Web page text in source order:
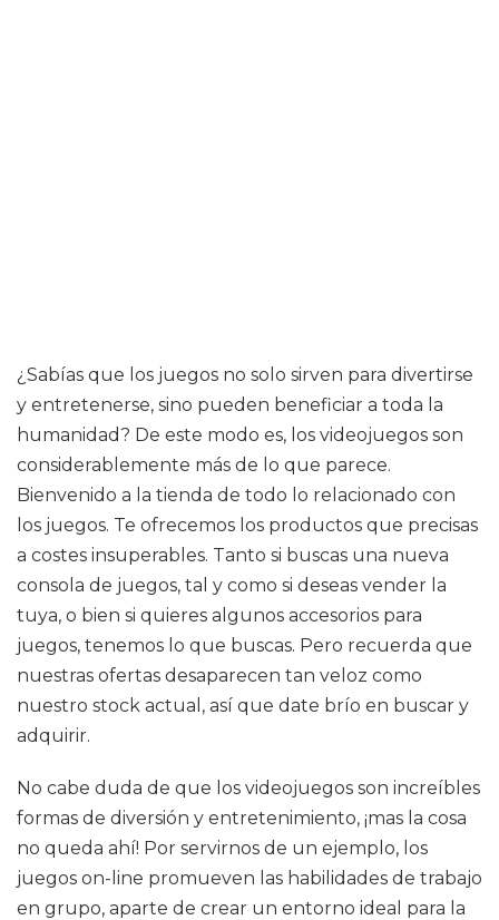
¿Sabías que los juegos no solo sirven para divertirse
y entretenerse, sino pueden beneficiar a toda la
humanidad? De este modo es, los videojuegos son
considerablemente más de lo que parece.
Bienvenido a la tienda de todo lo relacionado con
los juegos. Te ofrecemos los productos que precisas
a costes insuperables. Tanto si buscas una nueva
consola de juegos, tal y como si deseas vender la
tuya, o bien si quieres algunos accesorios para
juegos, tenemos lo que buscas. Pero recuerda que
nuestras ofertas desaparecen tan veloz como
nuestro stock actual, así que date brío en buscar y
adquirir.
No cabe duda de que los videojuegos son increíbles
formas de diversión y entretenimiento, ¡mas la cosa
no queda ahí! Por servirnos de un ejemplo, los
juegos on-line promueven las habilidades de trabajo
en grupo, aparte de crear un entorno ideal para la